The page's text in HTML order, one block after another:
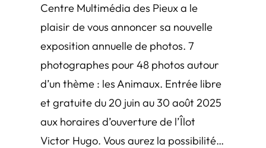
Centre Multimédia des Pieux a le
plaisir de vous annoncer sa nouvelle
exposition annuelle de photos. 7
photographes pour 48 photos autour
d’un thème : les Animaux. Entrée libre
et gratuite du 20 juin au 30 août 2025
aux horaires d’ouverture de l’Îlot
Victor Hugo. Vous aurez la possibilité…